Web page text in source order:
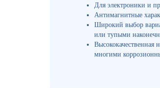
Для электроники и
Антимагнитные
Широкий выбор
или тупыми
Высококачественная
многими